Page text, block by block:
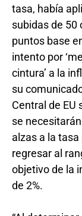
tasa, había
subidas de 50
puntos base
intento por
cintura’ a la
su
Central de EU
se
alzas a la tasa
regresar al
objetivo de la
de 2%.